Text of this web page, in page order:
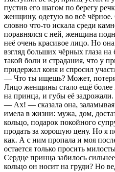
пустив его шагом по берегу
женщину, одетую во всё
словно что-то искала среди
поравнялся с ней, женщина
неё очень красивое лицо. Но она
взгляд больших чёрных глаза
такой боли и страдания, что у
придержал коня и спросил
— Что ты ищешь? Может,
Лицо женщины стало ещё более
на принца, и губы её задрожали.
— Ах! — сказала она,
имела в жизни: мужа, дом,
кольцо, подарок покойного
продать за хорошую цену. Но я
как. А с ним пропала и моя
остается только просить
Сердце принца забилось
кольцо он носит на груди? Но